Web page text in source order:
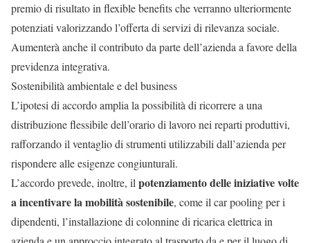
premio di risultato in flexible benefits che verranno ulteriormente
potenziati valorizzando l’offerta di servizi di rilevanza sociale.
Aumenterà anche il contributo da parte dell’azienda a favore della
previdenza integrativa.
Sostenibilità ambientale e del business
L’ipotesi di accordo amplia la possibilità di ricorrere a una
distribuzione flessibile dell’orario di lavoro nei reparti produttivi,
rafforzando il ventaglio di strumenti utilizzabili dall’azienda per
rispondere alle esigenze congiunturali.
L’accordo prevede, inoltre, il potenziamento delle iniziative volte
a incentivare la mobilità sostenibile, come il car pooling per i
dipendenti, l’installazione di colonnine di ricarica elettrica in